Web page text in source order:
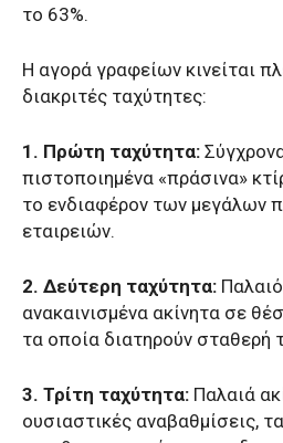
το 63%.
Η αγορά γραφείων κινείται
διακριτές ταχύτητες:
1. Πρώτη ταχύτητα:
πιστοποιημένα «πράσινα»
το ενδιαφέρον των μεγάλων
εταιρειών.
2. Δεύτερη ταχύτητα:
ανακαινισμένα ακίνητα σε
τα οποία διατηρούν σταθερή
3. Τρίτη ταχύτητα: Παλαιά
ουσιαστικές αναβαθμίσεις,